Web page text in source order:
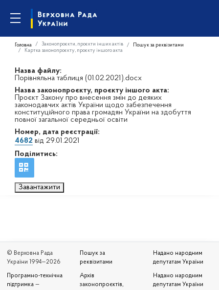
Головна Законопроєкти, проєкти інших актів
Пошук за реквізитами
Картка законопроєкту, проєкту іншого акта
Назва файлу:
Порівняльна таблиця (01.02.2021).docx
Назва законопроєкту, проєкту іншого акта:
Проєкт Закону про внесення змін до деяких
законодавчих актів України щодо забезпечення
конституційного права громадян України на здобуття
повної загальної середньої освіти
Номер, дата реєстрації:
4682 від 29.01.2021
Поділитись:
Завантажити
© Верховна Рада
України 1994—2026
Програмно-технічна
підтримка —
Пошук за
реквізитами
Архів
законопроєктів,
Надано народним
депутатам України
Надано народним
депутатам України